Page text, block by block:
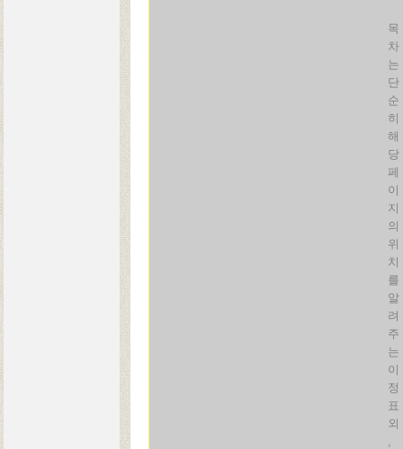
목
차
는
단
순
히
해
당
페
이
지
의
위
치
를
알
려
주
는
이
정
표
외
,